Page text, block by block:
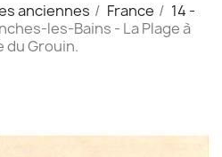
anciennes France
14 -
les-Bains - La Plage à
du Grouin.